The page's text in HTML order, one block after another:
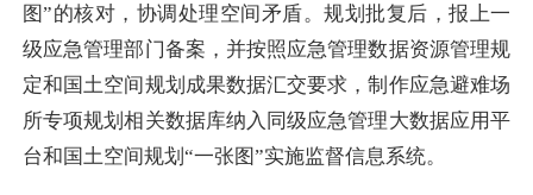
图”的核对，协调处理空间矛盾。规划批复后，报上一
级应急管理部门备案，并按照应急管理数据资源管理规
定和国土空间规划成果数据汇交要求，制作应急避难场
所专项规划相关数据库纳入同级应急管理大数据应用平
台和国土空间规划“一张图”实施监督信息系统。